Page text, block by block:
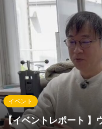
イベント
【イベントレポート 】